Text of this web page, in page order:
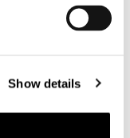
Show details